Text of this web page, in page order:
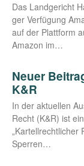
Das Land­ge­richt
ger Ver­fü­gung
auf der Platt­form
Ama­zon im…
Neuer
K&R
In der aktu­el­len
Recht (K&R) ist
„Kar­tell­recht­li­cher
Sperren…